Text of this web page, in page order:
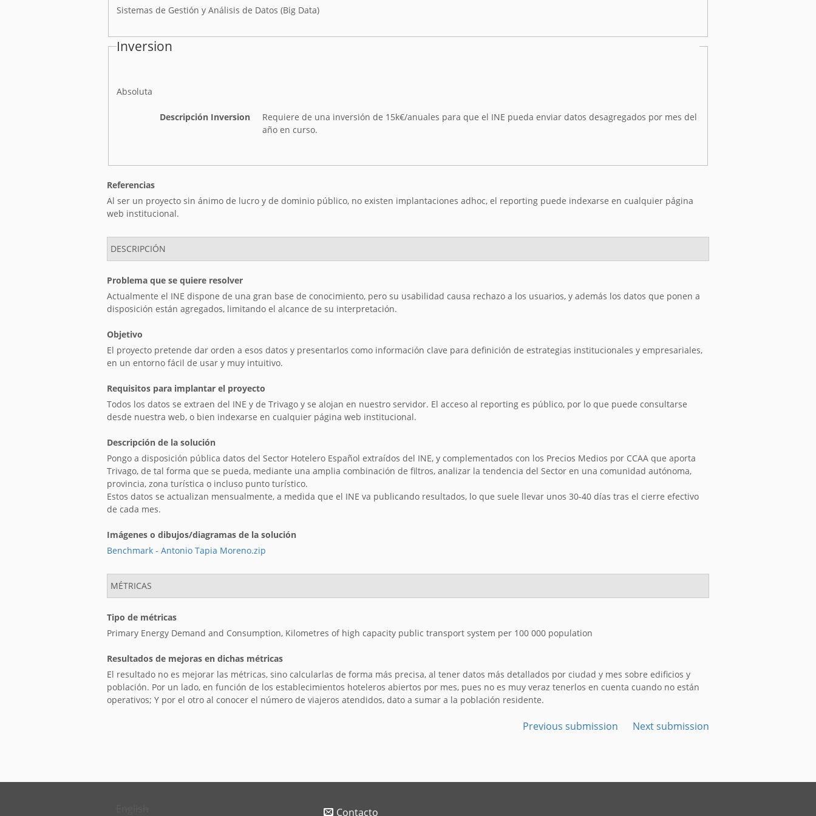
Sistemas de Gestión y Análisis de Datos (Big Data)
Inversion
I
i
ó
Absoluta
Descripción Inversion
Requiere de una inversión de 15k€/anuales para que el INE pueda enviar datos desagregados por mes del
año en curso.
Referencias
Al ser un proyecto sin ánimo de lucro y de dominio público, no existen implantaciones adhoc, el reporting puede indexarse en cualquier página
web institucional.
DESCRIPCIÓN
Problema que se quiere resolver
Actualmente el INE dispone de una gran base de conocimiento, pero su usabilidad causa rechazo a los usuarios, y además los datos que ponen a
disposición están agregados, limitando el alcance de su interpretación.
Objetivo
El proyecto pretende dar orden a esos datos y presentarlos como información clave para definición de estrategias institucionales y empresariales,
en un entorno fácil de usar y muy intuitivo.
Requisitos para implantar el proyecto
Todos los datos se extraen del INE y de Trivago y se alojan en nuestro servidor. El acceso al reporting es público, por lo que puede consultarse
desde nuestra web, o bien indexarse en cualquier página web institucional.
Descripción de la solución
Pongo a disposición pública datos del Sector Hotelero Español extraídos del INE, y complementados con los Precios Medios por CCAA que aporta
Trivago, de tal forma que se pueda, mediante una amplia combinación de filtros, analizar la tendencia del Sector en una comunidad autónoma,
provincia, zona turística o incluso punto turístico.
Estos datos se actualizan mensualmente, a medida que el INE va publicando resultados, lo que suele llevar unos 30-40 días tras el cierre efectivo
de cada mes.
Imágenes o dibujos/diagramas de la solución
Benchmark - Antonio Tapia Moreno.zip
MÉTRICAS
Tipo de métricas
Primary Energy Demand and Consumption, Kilometres of high capacity public transport system per 100 000 population
Resultados de mejoras en dichas métricas
El resultado no es mejorar las métricas, sino calcularlas de forma más precisa, al tener datos más detallados por ciudad y mes sobre edificios y
población. Por un lado, en función de los establecimientos hoteleros abiertos por mes, pues no es muy veraz tenerlos en cuenta cuando no están
operativos; Y por el otro al conocer el número de viajeros atendidos, dato a sumar a la población residente.
Previous submission Next submission
Contacto